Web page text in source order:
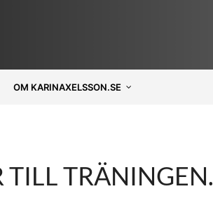
OM KARINAXELSSON.SE
TILL TRÄNINGEN.